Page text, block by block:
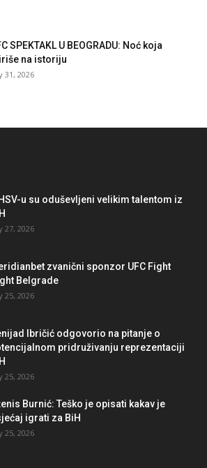
SPEKTAKL U BEOGRADU: Noć koja
na istoriju
31, 2026
u su oduševljeni velikim talentom iz
27, 2026
zvanični sponzor UFC Fight
Belgrade
25, 2026
Ibričić odgovorio na pitanje o
pridruživanju reprezentaciji
25, 2026
Burnić: Teško je opisati kakav je
igrati za BiH
25, 2026